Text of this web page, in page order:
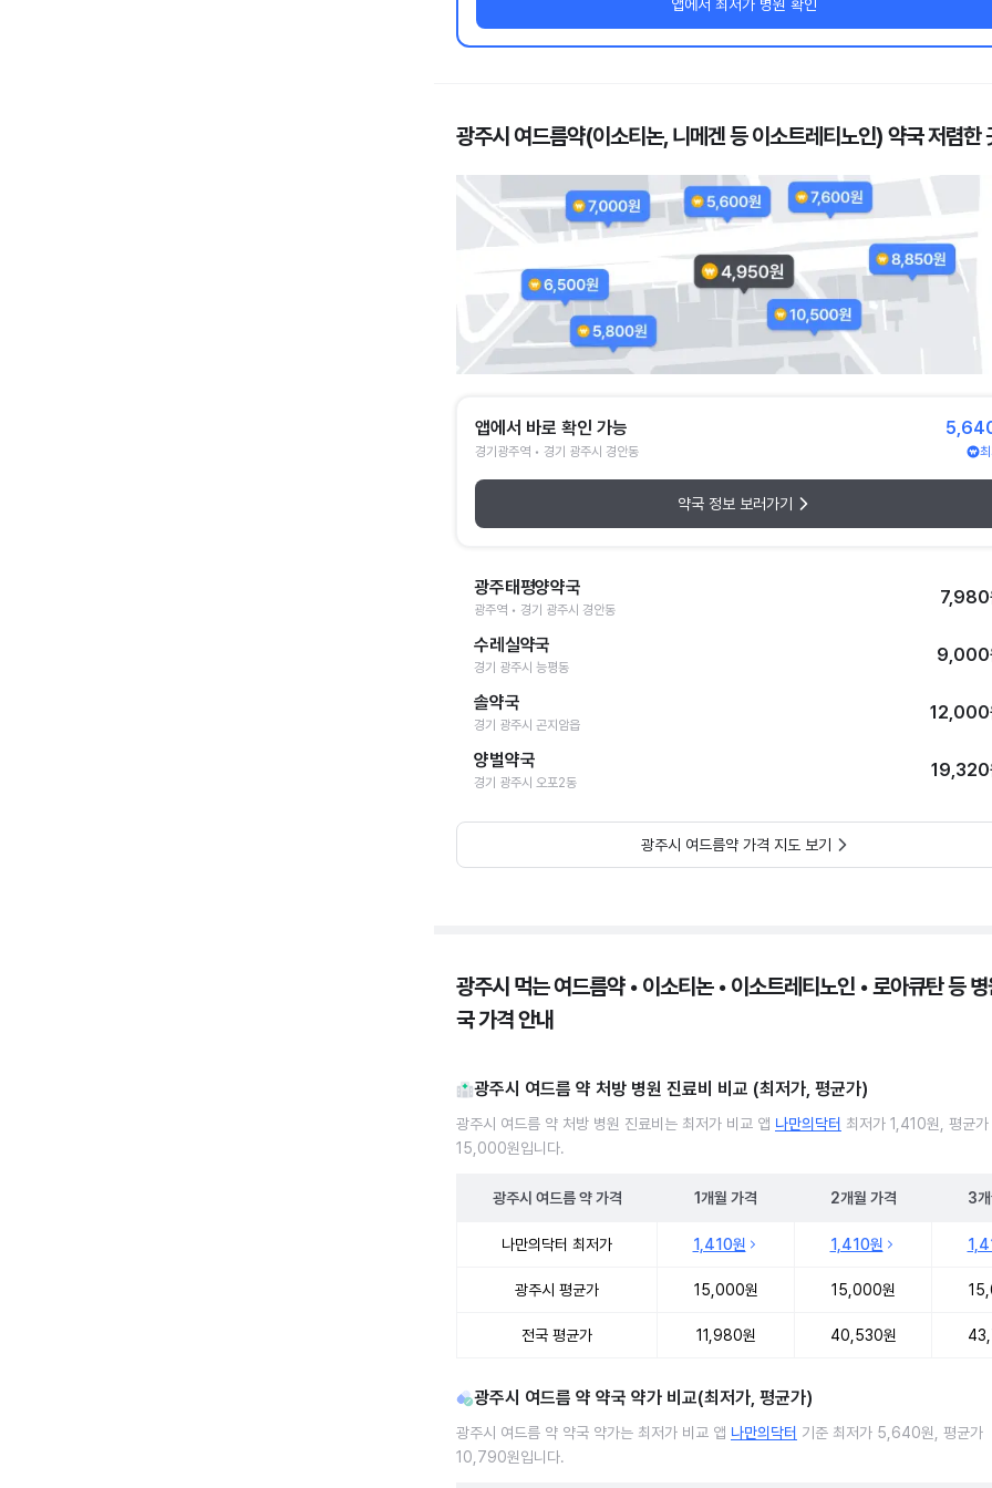
앱에서 최저가 병원 확인
광주시 여드름약(이소티논, 니메겐 등 이소트레티노인) 약국 저렴한
앱에서 바로 확인 가능
경기광주역 • 경기 광주시 경안동
약국 정보 보러가기
광주태평양약국
광주역 • 경기 광주시 경안동
7,980
수레실약국
경기 광주시 능평동
9,000
솔약국
경기 광주시 곤지암읍
12,000
양벌약국
경기 광주시 오포2동
19,320
광주시 여드름약 가격 지도 보기
광주시 먹는 여드름약 • 이소티논 • 이소트레티노인 • 로아큐탄 등
국 가격 안내
광주시 여드름 약 처방 병원 진료비 비교 (최저가, 평균가)
광주시 여드름 약 처방 병원 진료비는 최저가 비교 앱 나만의닥터 최저가 1,410원, 평균가
15,000원입니다.
광주시 여드름 약가격 1개월 가격 2개월 가격 3
나만의닥터 최저가 1,410원 1,410원
광주시 평균가 15,000원 15,000원
전국 평균가 11,980원 40,530원
광주시 여드름 약 약국 약가 비교(최저가, 평균가)
광주시 여드름 약 약국 약가는 최저가 비교 앱 나만의닥터 기준 최저가 5,640원, 평균가
10,790원입니다.